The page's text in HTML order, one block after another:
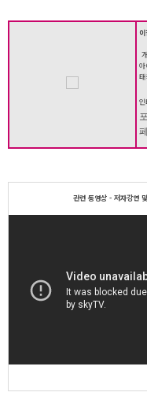
태
관련 동영상 - 저자강연